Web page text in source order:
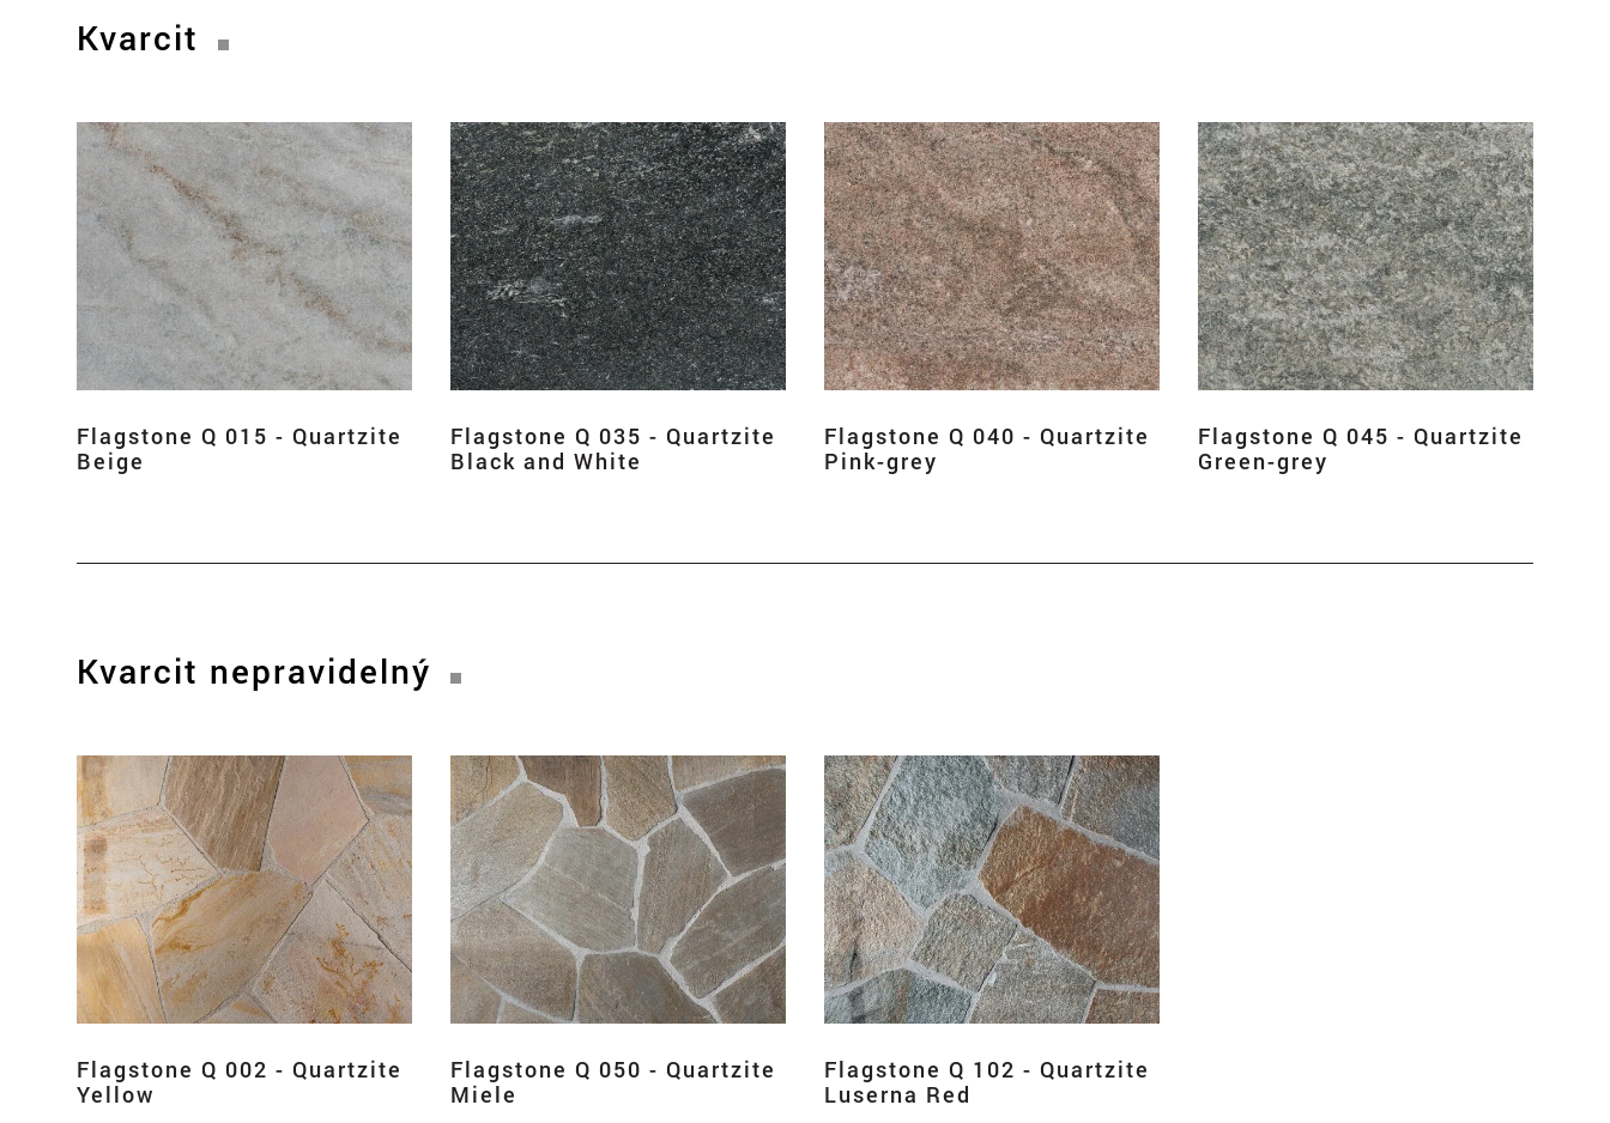
Kvarcit
Flagstone Q 015 - Quartzite
Beige
Flagstone Q 035 - Quartzite
Black and White
Flagstone Q 040 - Quartzite
Pink-grey
Flagstone Q 045 - Quartzite
Green-grey
Kvarcit nepravidelný
Flagstone Q 002 - Quartzite
Yellow
Flagstone Q 050 - Quartzite
Miele
Flagstone Q 102 - Quartzite
Luserna Red